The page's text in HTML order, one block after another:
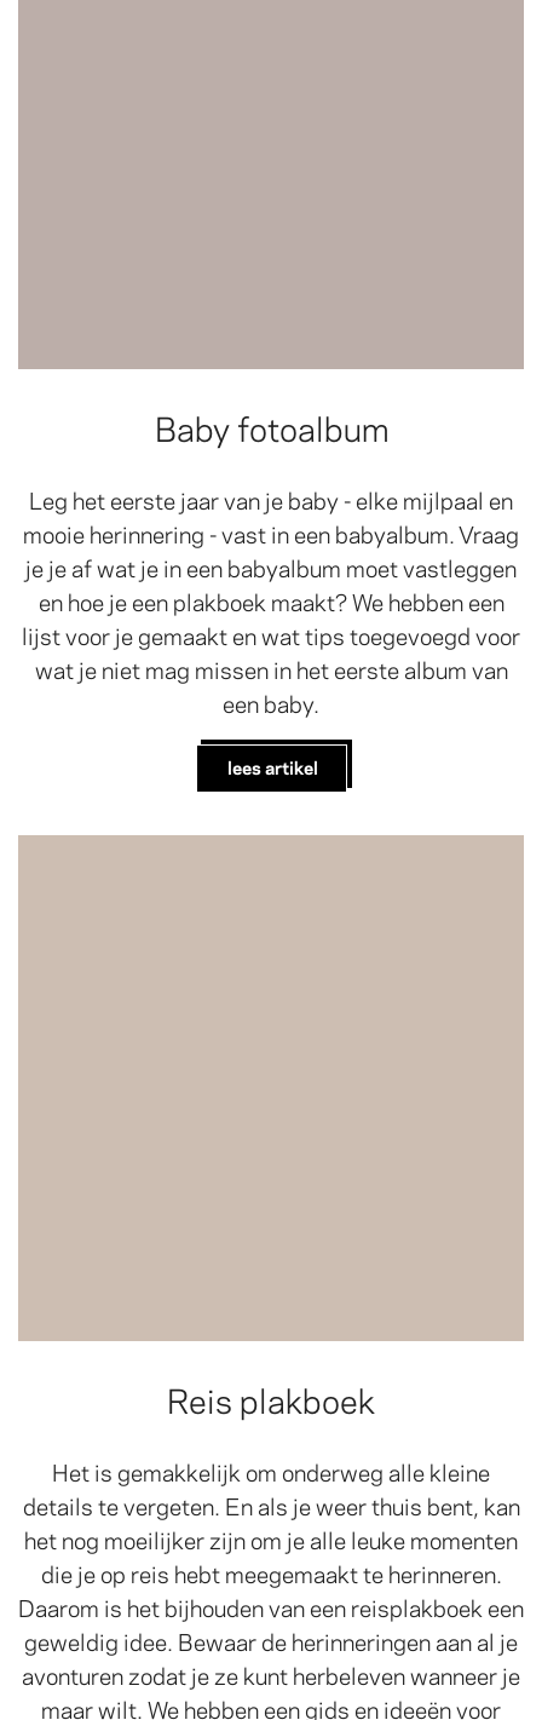
Baby fotoalbum
Leg het eerste jaar van je baby - elke mijlpaal en
mooie herinnering - vast in een babyalbum. Vraag
je je af wat je in een babyalbum moet vastleggen
en hoe je een plakboek maakt? We hebben een
lijst voor je gemaakt en wat tips toegevoegd voor
wat je niet mag missen in het eerste album van
een baby.
lees artikel
Reis plakboek
Het is gemakkelijk om onderweg alle kleine
details te vergeten. En als je weer thuis bent, kan
het nog moeilijker zijn om je alle leuke momenten
die je op reis hebt meegemaakt te herinneren.
Daarom is het bijhouden van een reisplakboek een
geweldig idee. Bewaar de herinneringen aan al je
avonturen zodat je ze kunt herbeleven wanneer je
maar wilt. We hebben een gids en ideeën voor